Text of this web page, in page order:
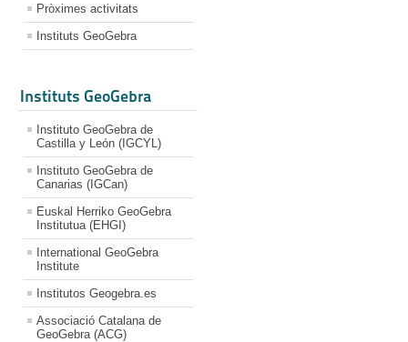
Pròximes activitats
Instituts GeoGebra
Instituts GeoGebra
Instituto GeoGebra de
Castilla y León (IGCYL)
Instituto GeoGebra de
Canarias (IGCan)
Euskal Herriko GeoGebra
Institutua (EHGI)
International GeoGebra
Institute
Institutos Geogebra.es
Associació Catalana de
GeoGebra (ACG)